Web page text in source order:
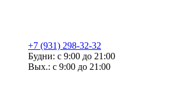
+7 (931) 298-32-32
Будни: с 9:00 до 21:00
Вых.: с 9:00 до 21:00